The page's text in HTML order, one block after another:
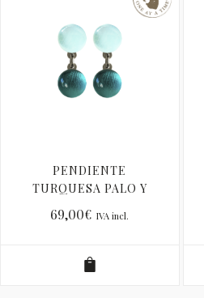
PENDIENTE
TURQUESA PALO Y
69,00€ IVA incl.